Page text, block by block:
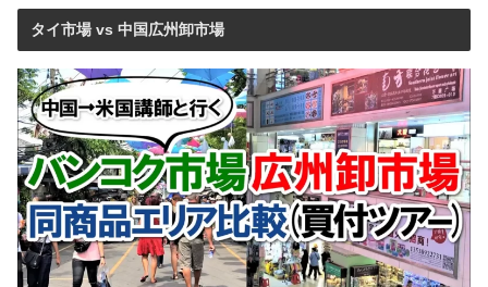
タイ市場 vs 中国広州卸市場